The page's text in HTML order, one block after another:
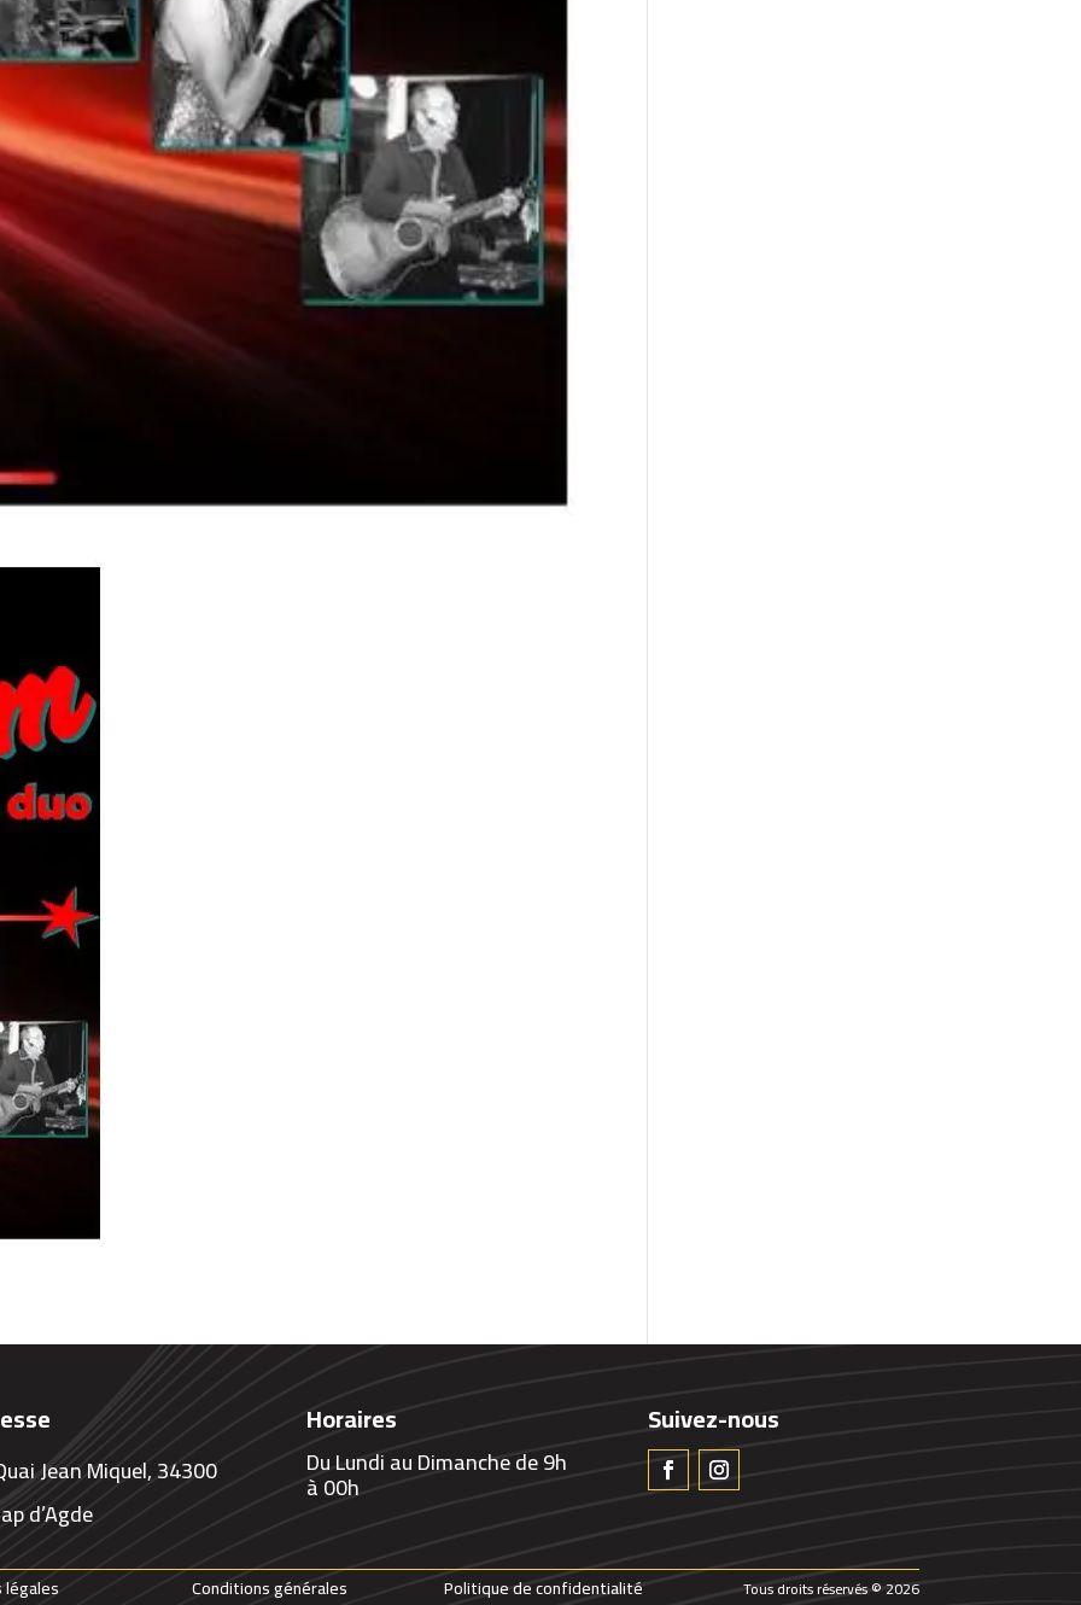
Jean Miquel, 34300
d’Agde
Horaires
Du Lundi au Dimanche de 9h
à 00h
Suivez-nous
Conditions générales Politique de confidentialité
Tous droits réservés © 2026